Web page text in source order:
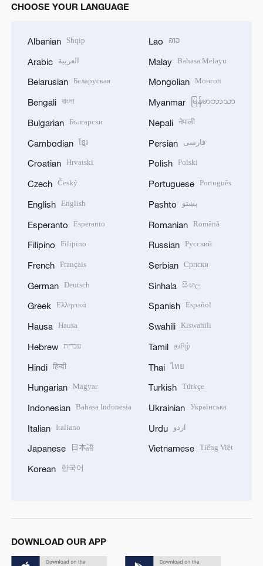
CHOOSE YOUR LANGUAGE
Albanian Shqip
Arabic العربية
Belarusian Беларуская
Bengali বাংলা
Bulgarian Български
Cambodian ខ្មែរ
Croatian Hrvatski
Czech Český
English English
Esperanto Esperanto
Filipino Filipino
French Français
German Deutsch
Greek Ελληνικά
Hausa Hausa
Hebrew עברית
Hindi हिन्दी
Hungarian Magyar
Indonesian Bahasa Indonesia
Italian Italiano
Japanese 日本語
Korean 한국어
Lao ລາວ
Malay Bahasa Melayu
Mongolian Монгол
Myanmar မြန်မာဘာသာ
Nepali नेपाली
Persian فارسی
Polish Polski
Portuguese Português
Pashto پښتو
Romanian Română
Russian Русский
Serbian Српски
Sinhala සිංහල
Spanish Español
Swahili Kiswahili
Tamil தமிழ்
Thai ไทย
Turkish Türkçe
Ukrainian Українська
Urdu اردو
Vietnamese Tiếng Việt
DOWNLOAD OUR APP